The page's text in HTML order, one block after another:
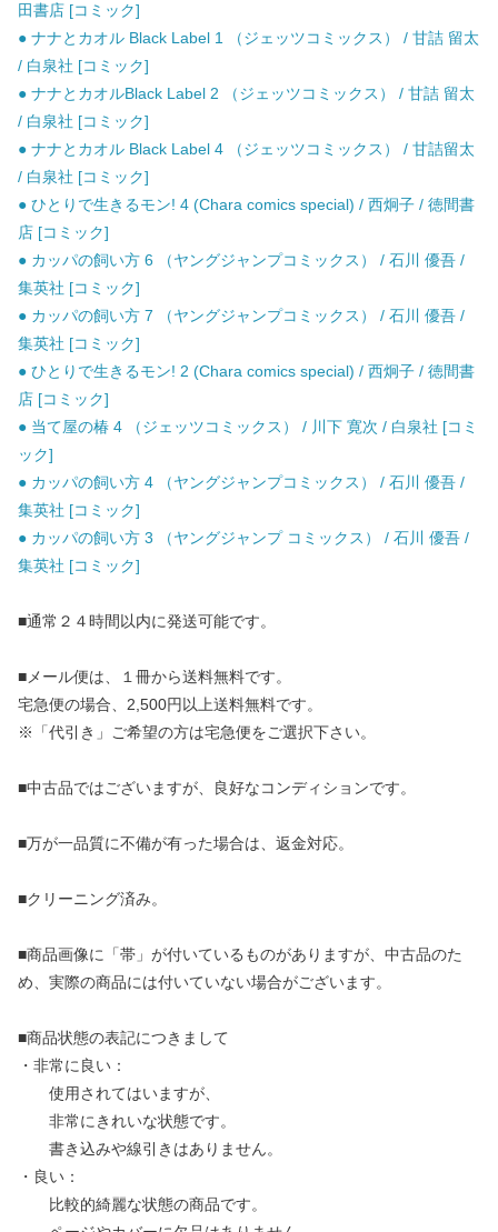
田書店 [コミック]
● ナナとカオル Black Label 1 （ジェッツコミックス） / 甘詰 留太
/ 白泉社 [コミック]
● ナナとカオルBlack Label 2 （ジェッツコミックス） / 甘詰 留太
/ 白泉社 [コミック]
● ナナとカオル Black Label 4 （ジェッツコミックス） / 甘詰留太
/ 白泉社 [コミック]
● ひとりで生きるモン! 4 (Chara comics special) / 西炯子 / 徳間書
店 [コミック]
● カッパの飼い方 6 （ヤングジャンプコミックス） / 石川 優吾 /
集英社 [コミック]
● カッパの飼い方 7 （ヤングジャンプコミックス） / 石川 優吾 /
集英社 [コミック]
● ひとりで生きるモン! 2 (Chara comics special) / 西炯子 / 徳間書
店 [コミック]
● 当て屋の椿 4 （ジェッツコミックス） / 川下 寛次 / 白泉社 [コミ
ック]
● カッパの飼い方 4 （ヤングジャンプコミックス） / 石川 優吾 /
集英社 [コミック]
● カッパの飼い方 3 （ヤングジャンプ コミックス） / 石川 優吾 /
集英社 [コミック]
■通常２４時間以内に発送可能です。
■メール便は、１冊から送料無料です。
宅急便の場合、2,500円以上送料無料です。
※「代引き」ご希望の方は宅急便をご選択下さい。
■中古品ではございますが、良好なコンディションです。
■万が一品質に不備が有った場合は、返金対応。
■クリーニング済み。
■商品画像に「帯」が付いているものがありますが、中古品のた
め、実際の商品には付いていない場合がございます。
■商品状態の表記につきまして
・非常に良い：
使用されてはいますが、
非常にきれいな状態です。
書き込みや線引きはありません。
・良い：
比較的綺麗な状態の商品です。